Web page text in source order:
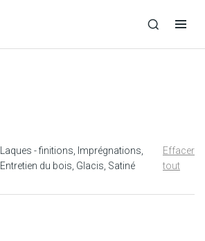
Laques - finitions
Imprégnations
Entretien du bois Glacis Satiné
Effacer
tout